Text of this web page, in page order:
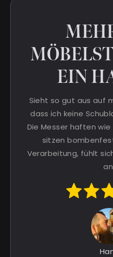
EIN
Sieht so gut aus auf
dass ich keine
Die Messer haften
sitzen
Verarbeitung, fühlt